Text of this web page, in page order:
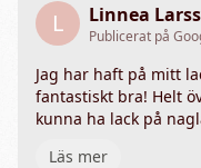
L Linnea
Publicerat på
Jag har haft på mitt
fantastiskt bra! Helt
kunna ha lack på
Läs mer